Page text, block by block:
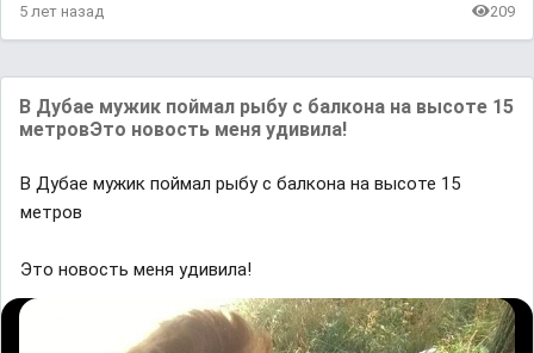
5 лет назад 209
В Дубае мужик поймал рыбу с балкона на высоте 15
метровЭто новость меня удивила!
В Дубае мужик поймал рыбу с балкона на высоте 15
метров
Это новость меня удивила!